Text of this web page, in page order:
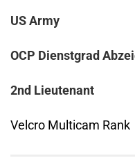
US Army
OCP Dienstgrad
2nd Lieutenant
Velcro Multicam Rank